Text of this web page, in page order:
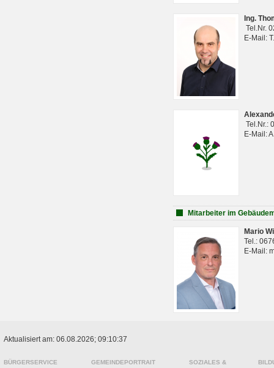
Ing.
Tel.Nr.
E-Mail:
Tel.Nr.:
E-Mail:
Mitarbeiter im
Mario
Tel.:
E-Mail:
Aktualisiert am: 06.08.2026; 09:10:37
BÜRGERSERVICE
GEMEINDEPORTRAIT
SOZIALES &